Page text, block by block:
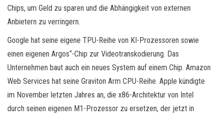
Chips, um Geld zu sparen und die Abhängigkeit von externen
Anbietern zu verringern.
Google hat seine eigene TPU-Reihe von KI-Prozessoren sowie
einen eigenen Argos“-Chip zur Videotranskodierung. Das
Unternehmen baut auch ein neues System auf einem Chip. Amazon
Web Services hat seine Graviton Arm CPU-Reihe. Apple kündigte
im November letzten Jahres an, die x86-Architektur von Intel
durch seinen eigenen M1-Prozessor zu ersetzen, der jetzt in